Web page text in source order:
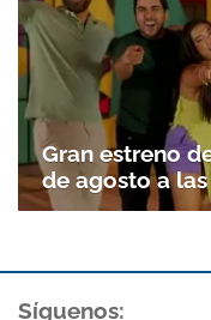
Gran estreno
de agosto a
Síguenos: